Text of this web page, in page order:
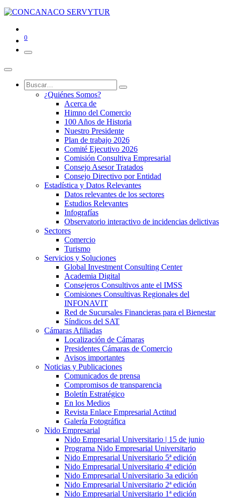
0
¿Quiénes Somos?
Acerca de
Himno del Comercio
100 Años de Historia
Nuestro Presidente
Plan de trabajo 2026
Comité Ejecutivo 2026
Comisión Consultiva Empresarial
Consejo Asesor Tratados
Consejo Directivo por Entidad
Estadística y Datos Relevantes
Datos relevantes de los sectores
Estudios Relevantes
Infografías
Observatorio interactivo de incidencias delictivas
Sectores
Comercio
Turismo
Servicios y Soluciones
Global Investment Consulting Center
Academia Digital
Consejeros Consultivos ante el IMSS
Comisiones Consultivas Regionales del
INFONAVIT
Red de Sucursales Financieras para el Bienestar
Síndicos del SAT
Cámaras Afiliadas
Localización de Cámaras
Presidentes Cámaras de Comercio
Avisos importantes
Noticias y Publicaciones
Comunicados de prensa
Compromisos de transparencia
Boletín Estratégico
En los Medios
Revista Enlace Empresarial Actitud
Galería Fotográfica
Nido Empresarial
Nido Empresarial Universitario | 15 de junio
Programa Nido Empresarial Universitario
Nido Empresarial Universitario 5ª edición
Nido Empresarial Universitario 4ª edición
Nido Empresarial Universitario 3a edición
Nido Empresarial Universitario 2ª edición
Nido Empresarial Universitario 1ª edición